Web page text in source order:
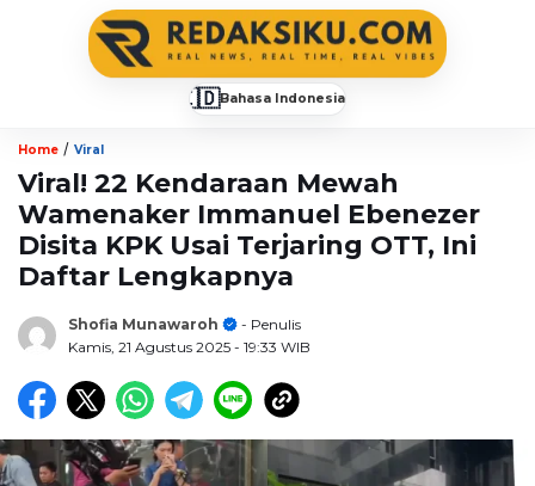
🇮🇩Bahasa Indonesia
Home / Viral
Viral! 22 Kendaraan Mewah
Wamenaker Immanuel Ebenezer
Disita KPK Usai Terjaring OTT, Ini
Daftar Lengkapnya
Shofia Munawaroh
- Penulis
Kamis, 21 Agustus 2025 - 19:33 WIB